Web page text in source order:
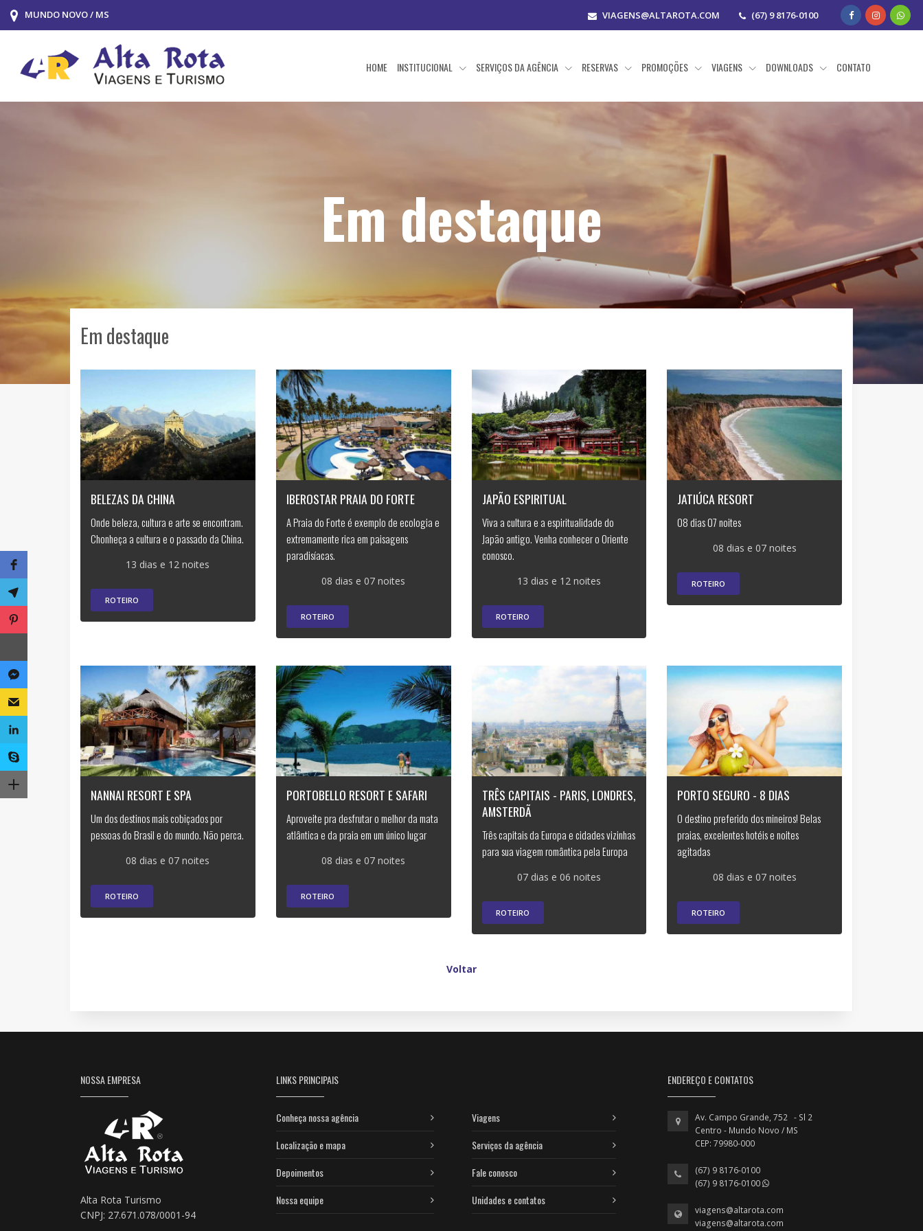
MUNDO NOVO / MS VIAGENS@ALTAROTA.COM (67) 9 8176-0100
HOME INSTITUCIONAL SERVIÇOS DA AGÊNCIA RESERVAS PROMOÇÕES VIAGENS DOWNLOADS CONTATO
Em destaque
Em destaque
BELEZAS DA CHINA
Onde beleza, cultura e arte se encontram.
Chonheça a cultura e o passado da China.
13 dias e 12 noites
ROTEIRO
IBEROSTAR PRAIA DO FORTE
A Praia do Forte é exemplo de ecologia e
extremamente rica em paisagens
paradisíacas.
08 dias e 07 noites
ROTEIRO
JAPÃO ESPIRITUAL
Viva a cultura e a espiritualidade do
Japão antigo. Venha conhecer o Oriente
conosco.
13 dias e 12 noites
ROTEIRO
JATIÚCA RESORT
08 dias 07 noites
08 dias e 07 noites
ROTEIRO
NANNAI RESORT E SPA
Um dos destinos mais cobiçados por
pessoas do Brasil e do mundo. Não perca.
08 dias e 07 noites
ROTEIRO
PORTOBELLO RESORT E SAFARI
Aproveite pra desfrutar o melhor da mata
atlântica e da praia em um único lugar
08 dias e 07 noites
ROTEIRO
TRÊS CAPITAIS - PARIS, LONDRES,
AMSTERDÃ
Três capitais da Europa e cidades vizinhas
para sua viagem romântica pela Europa
07 dias e 06 noites
ROTEIRO
PORTO SEGURO - 8 DIAS
O destino preferido dos mineiros! Belas
praias, excelentes hotéis e noites
agitadas
08 dias e 07 noites
ROTEIRO
Voltar
NOSSA EMPRESA
Alta Rota Turismo
CNPJ: 27.671.078/0001-94
LINKS PRINCIPAIS
Conheça nossa agência
Localização e mapa
Depoimentos
Nossa equipe
Viagens
Serviços da agência
Fale conosco
Unidades e contatos
ENDEREÇO E CONTATOS
Av. Campo Grande, 752 - Sl 2
Centro - Mundo Novo / MS
CEP: 79980-000
(67) 9 8176-0100
(67) 9 8176-0100
viagens@altarota.com
viagens@altarota.com